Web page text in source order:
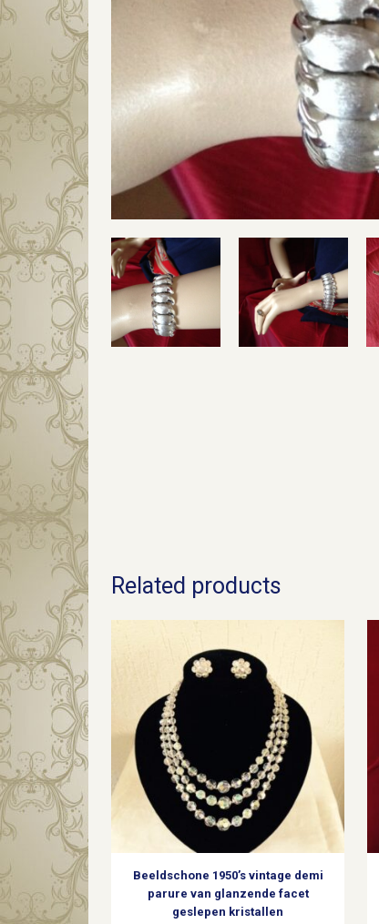
Related products
Beeldschone 1950’s vintage demi
parure van glanzende facet
geslepen kristallen